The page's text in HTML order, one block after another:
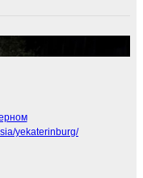
yekaterinburg/